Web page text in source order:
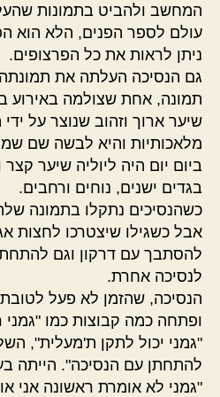
המחשב ולהביט בתמונות
עולם לספר הפנים, הלא הוא
ניתן לראות את כל הפרצופים.
גם הנסיכה העלתה את
תמונה, אחת שצולמה באירוע
שיער ארוך וזהוב שנוצר על
מלאכותיות והיא לבשה שם
ביום יום היה ליוליה שיער
בגדים ישנים, נוחים ורחבים.
כשהנסיכים נתקלו בתמונה
אבל כשגילו שיצטרכו לחצות
להסתבך עם דרקון וגם
לנסיכה אחרת.
הנסיכה, שהזמן לא פעל
ופתחה כמה קבוצות כמו "גמני
"גמני יכול לתקן ת'מעלית",
להתחתן עם הנסיכה". הייתה
"גמני לא אומרת ראשונה אני